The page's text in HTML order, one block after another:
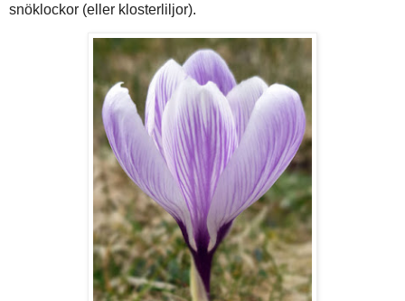
snöklockor (eller klosterliljor).